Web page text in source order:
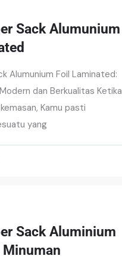
Sack Alumunium
Alumunium Foil Laminated:
dan Berkualitas Ketika
Kamu pasti
yang
Sack Aluminium
Minuman